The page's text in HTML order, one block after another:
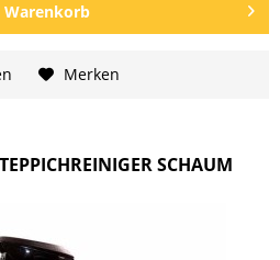
Warenkorb
Merken
SCHAUM